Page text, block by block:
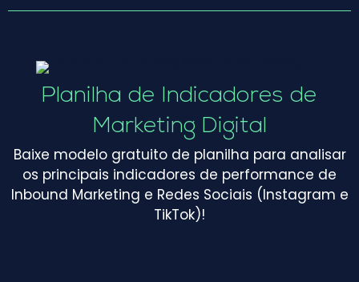
Planilha de Indicadores de
Marketing Digital
Baixe modelo gratuito de planilha para analisar
os principais indicadores de performance de
Inbound Marketing e Redes Sociais (Instagram e
TikTok)!